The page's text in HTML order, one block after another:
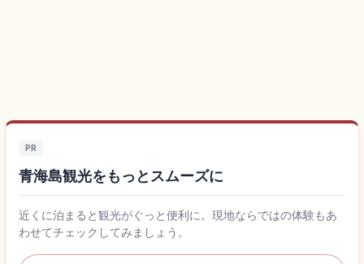
PR
青海島観光をもっとスムーズに
近くに泊まると観光がぐっと便利に。現地ならではの体験もあ
わせてチェックしてみましょう。